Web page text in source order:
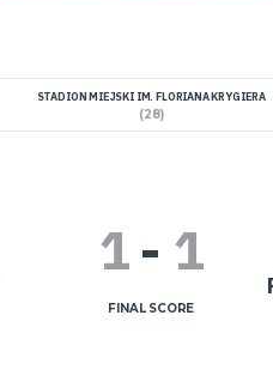
STADION MIEJSKI IM. FLORIANA KRYGIERA
(28)
1- 1
FINAL SCORE